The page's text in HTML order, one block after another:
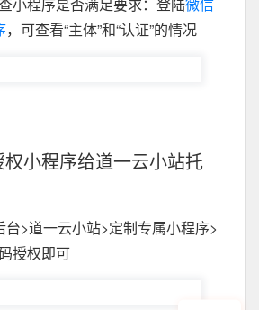
，可查看“主体”和“认证”的情况
权小程序给道一云小站托
>道一云小站>定制专属小程序>
授权即可